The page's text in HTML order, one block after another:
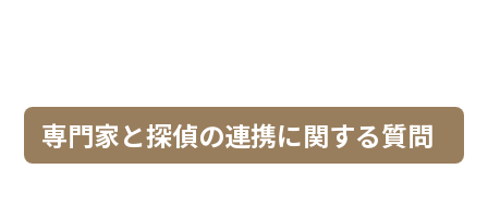
専門家と探偵の連携に関する質問